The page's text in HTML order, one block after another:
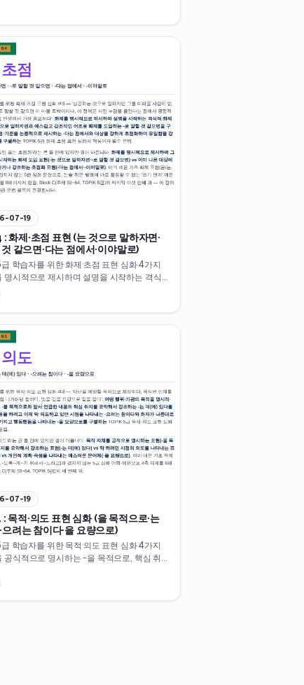
하는 -지 않을 수 없다, 조건·규범을 충족해야
논설문·평론·규정문·소설 수준의 격식체 예문
계를 10분 만에 정리합니다. Block D(주제
6급)의 세 번째 과.
07-19
: 화제·초점 표현 (는 것으로 말하자면·
같으면·다는 점에서·이야말로)
학습자를 위한 화제·초점 표현 심화 4가지
명시적으로 제시하며 설명을 시작하는 격식
적으로 제시하는 -다는 점에서, 대상을 강하
하며 유일함을 강조하는 -이야말로. 이미 배
제 표현과 겹치지 않는 5급 심화 표현을 쓰기
활용할 수 있도록 4축 체계로 10분 만에 정리
C(주제 59~64, TOPIK 5급)의 마지막
07-19
: 목적·의도 표현 심화 (을 목적으로·는
으려는 참이다·을 요량으로)
학습자를 위한 목적·의도 표현 심화 4가지
공식적으로 명시하는 -을 목적으로, 핵심 취
나타내는 -으려는 참이다, 개인적 계획·속셈